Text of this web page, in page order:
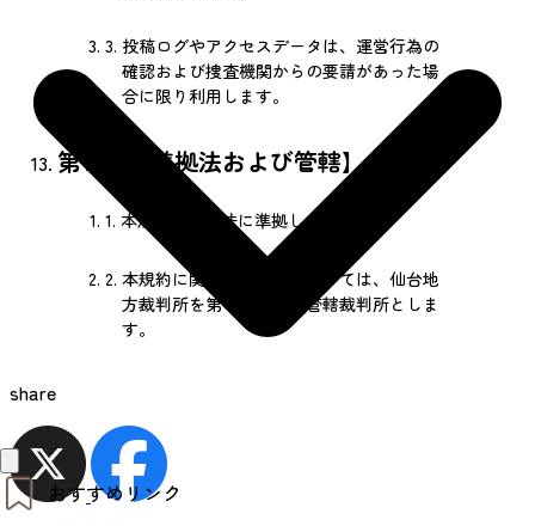
おすすめリンク
3. 投稿ログやアクセスデータは、運営行為の
確認および捜査機関からの要請があった場
合に限り利用します。
第13条【準拠法および管轄】
1. 本規約は日本法に準拠します。
2. 本規約に関連する紛争については、仙台地
方裁判所を第一審の専属管轄裁判所としま
す。
share